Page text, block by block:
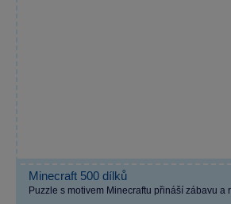
Minecraft 500 dílků
Puzzle s motivem Minecraftu přináší zábavu a